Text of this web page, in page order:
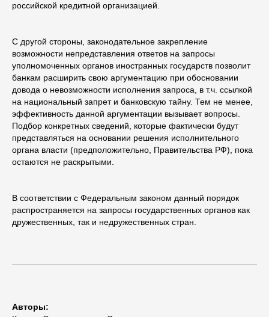
российской кредитной организацией.
С другой стороны, законодательное закрепление
возможности непредставления ответов на запросы
уполномоченных органов иностранных государств позволит
банкам расширить свою аргументацию при обосновании
довода о невозможности исполнения запроса, в т.ч. ссылкой
на национальный запрет и банковскую тайну. Тем не менее,
эффективность данной аргументации вызывает вопросы.
Подбор конкретных сведений, которые фактически будут
представляться на основании решения исполнительного
органа власти (предположительно, Правительства РФ), пока
остаются не раскрытыми.
В соответствии с Федеральным законом данный порядок
распространяется на запросы государственных органов как
дружественных, так и недружественных стран.
Авторы: